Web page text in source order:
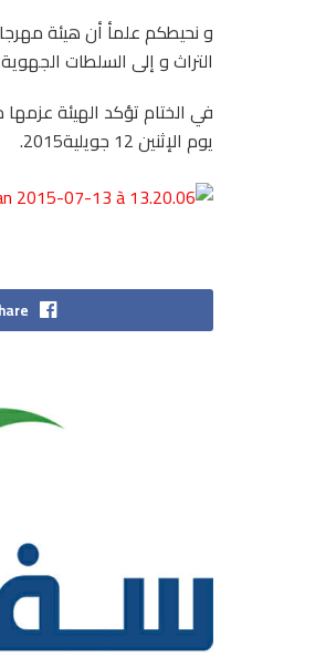
و نحيطكم علمأ أن هيئة
التراث و إلى السلطات
في الختام تؤكد الهيئة
يوم الإثنين 12 جويلية2015.